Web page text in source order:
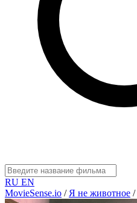
RU EN
MovieSense.io / Я не животное /